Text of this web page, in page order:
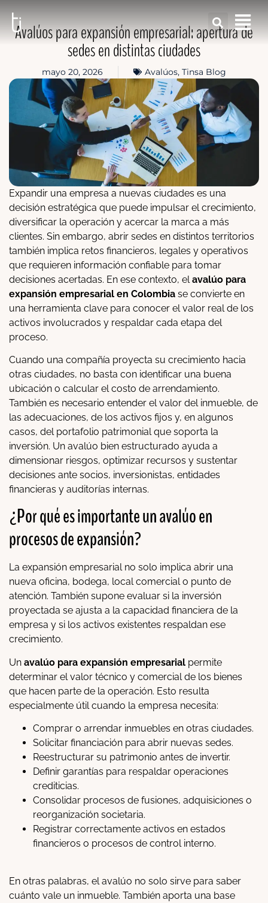
Avalúos para expansión empresarial: apertura de
sedes en distintas ciudades
mayo 20, 2026 Avalúos, Tinsa Blog
Expandir una empresa a nuevas ciudades es una
decisión estratégica que puede impulsar el crecimiento,
diversificar la operación y acercar la marca a más
clientes. Sin embargo, abrir sedes en distintos territorios
también implica retos financieros, legales y operativos
que requieren información confiable para tomar
decisiones acertadas. En ese contexto, el avalúo para
expansión empresarial en Colombia se convierte en
una herramienta clave para conocer el valor real de los
activos involucrados y respaldar cada etapa del
proceso.
Cuando una compañía proyecta su crecimiento hacia
otras ciudades, no basta con identificar una buena
ubicación o calcular el costo de arrendamiento.
También es necesario entender el valor del inmueble, de
las adecuaciones, de los activos fijos y, en algunos
casos, del portafolio patrimonial que soporta la
inversión. Un avalúo bien estructurado ayuda a
dimensionar riesgos, optimizar recursos y sustentar
decisiones ante socios, inversionistas, entidades
financieras y auditorías internas.
¿Por qué es importante un avalúo en
procesos de expansión?
La expansión empresarial no solo implica abrir una
nueva oficina, bodega, local comercial o punto de
atención. También supone evaluar si la inversión
proyectada se ajusta a la capacidad financiera de la
empresa y si los activos existentes respaldan ese
crecimiento.
Un avalúo para expansión empresarial permite
determinar el valor técnico y comercial de los bienes
que hacen parte de la operación. Esto resulta
especialmente útil cuando la empresa necesita:
Comprar o arrendar inmuebles en otras ciudades.
Solicitar financiación para abrir nuevas sedes.
Reestructurar su patrimonio antes de invertir.
Definir garantías para respaldar operaciones
crediticias.
Consolidar procesos de fusiones, adquisiciones o
reorganización societaria.
Registrar correctamente activos en estados
financieros o procesos de control interno.
En otras palabras, el avalúo no solo sirve para saber
cuánto vale un inmueble. También aporta una base